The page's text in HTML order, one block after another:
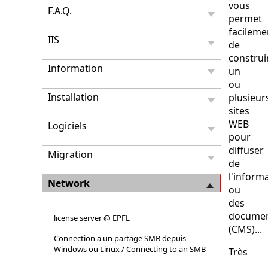
F.A.Q.
IIS
Information
Installation
Logiciels
Migration
Network
license server @ EPFL
Connection a un partage SMB depuis
Windows ou Linux / Connecting to an SMB
vous
permet
de
un
ou
sites
WEB
pour
diffuser
de
ou
des
(CMS)...
Très